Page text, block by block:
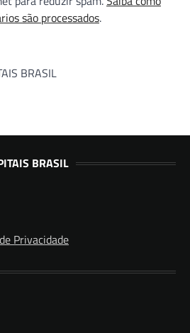
são processados.
BRASIL
BRASIL
Privacidade